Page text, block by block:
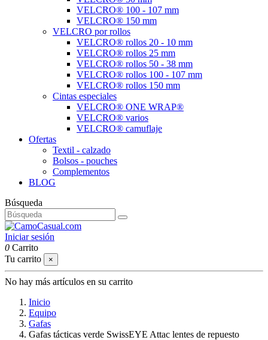
VELCRO® 100 - 107 mm
VELCRO® 150 mm
VELCRO por rollos
VELCRO® rollos 20 - 10 mm
VELCRO® rollos 25 mm
VELCRO® rollos 50 - 38 mm
VELCRO® rollos 100 - 107 mm
VELCRO® rollos 150 mm
Cintas especiales
VELCRO® ONE WRAP®
VELCRO® varios
VELCRO® camuflaje
Ofertas
Textil - calzado
Bolsos - pouches
Complementos
BLOG
Búsqueda
Iniciar sesión
0 Carrito
Tu carrito
×
No hay más artículos en su carrito
Inicio
Equipo
Gafas
Gafas tácticas verde SwissEYE Attac lentes de repuesto